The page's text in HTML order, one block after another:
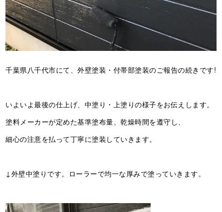
千葉県八千代市にて、外壁塗装・付帯部塗装のご報告の続きです!
いよいよ最後の仕上げ、中塗り・上塗りの様子をお伝えします。
塗料メーカーが定めた基準塗布量、乾燥時間を遵守し、
細心の注意を払って丁寧に塗装していきます。
↓外壁中塗りです。ローラーで均一な厚みで塗っていきます。